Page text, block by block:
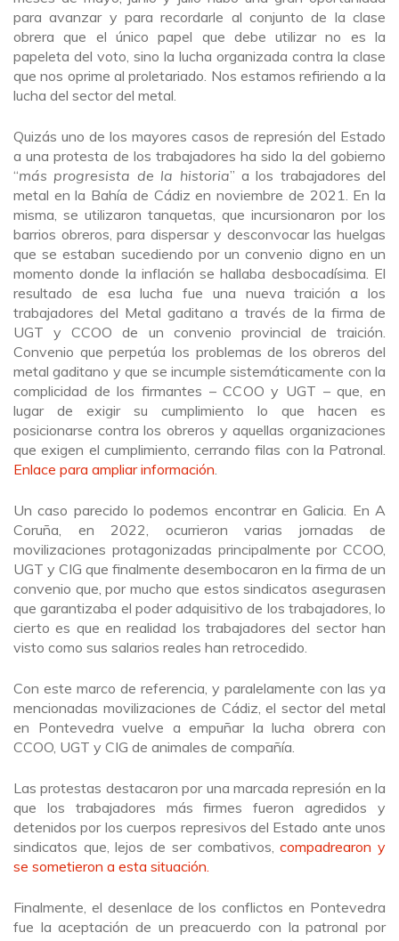
para avanzar y para recordarle al conjunto de la clase
obrera que el único papel que debe utilizar no es la
papeleta del voto, sino la lucha organizada contra la clase
que nos oprime al proletariado. Nos estamos refiriendo a la
lucha del sector del metal.
Quizás uno de los mayores casos de represión del Estado
a una protesta de los trabajadores ha sido la del gobierno
“más progresista de la historia” a los trabajadores del
metal en la Bahía de Cádiz en noviembre de 2021. En la
misma, se utilizaron tanquetas, que incursionaron por los
barrios obreros, para dispersar y desconvocar las huelgas
que se estaban sucediendo por un convenio digno en un
momento donde la inflación se hallaba desbocadísima. El
resultado de esa lucha fue una nueva traición a los
trabajadores del Metal gaditano a través de la firma de
UGT y CCOO de un convenio provincial de traición.
Convenio que perpetúa los problemas de los obreros del
metal gaditano y que se incumple sistemáticamente con la
complicidad de los firmantes – CCOO y UGT – que, en
lugar de exigir su cumplimiento lo que hacen es
posicionarse contra los obreros y aquellas organizaciones
que exigen el cumplimiento, cerrando filas con la Patronal.
Enlace para ampliar información
Un caso parecido lo podemos encontrar en Galicia. En A
Coruña, en 2022, ocurrieron varias jornadas de
movilizaciones protagonizadas principalmente por CCOO,
UGT y CIG que finalmente desembocaron en la firma de un
convenio que, por mucho que estos sindicatos asegurasen
que garantizaba el poder adquisitivo de los trabajadores, lo
cierto es que en realidad los trabajadores del sector han
visto como sus salarios reales han retrocedido.
Con este marco de referencia, y paralelamente con las ya
mencionadas movilizaciones de Cádiz, el sector del metal
en Pontevedra vuelve a empuñar la lucha obrera con
CCOO, UGT y CIG de animales de compañía.
Las protestas destacaron por una marcada represión en la
que los trabajadores más firmes fueron agredidos y
detenidos por los cuerpos represivos del Estado ante unos
sindicatos que, lejos de ser combativos,compadrearon y
se sometieron a esta situación.
Finalmente, el desenlace de los conflictos en Pontevedra
fue la aceptación de un preacuerdo con la patronal por